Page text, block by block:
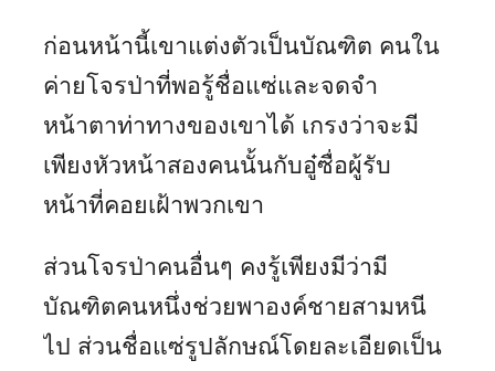
ก่อนหน้านี้เขาแต่งตัวเป็นบัณฑิต คนใน
ค่ายโจรป่าที่พอรู้ชื่อแซ่และจดจำ
หน้าตาท่าทางของเขาได้ เกรงว่าจะมี
เพียงหัวหน้าสองคนนั้นกับอู๋ซื่อผู้รับ
หน้าที่คอยเฝ้าพวกเขา
ส่วนโจรป่าคนอื่นๆ คงรู้เพียงมีว่ามี
บัณฑิตคนหนึ่งช่วยพาองค์ชายสามหนี
ไป ส่วนชื่อแซ่รูปลักษณ์โดยละเอียดเป็น